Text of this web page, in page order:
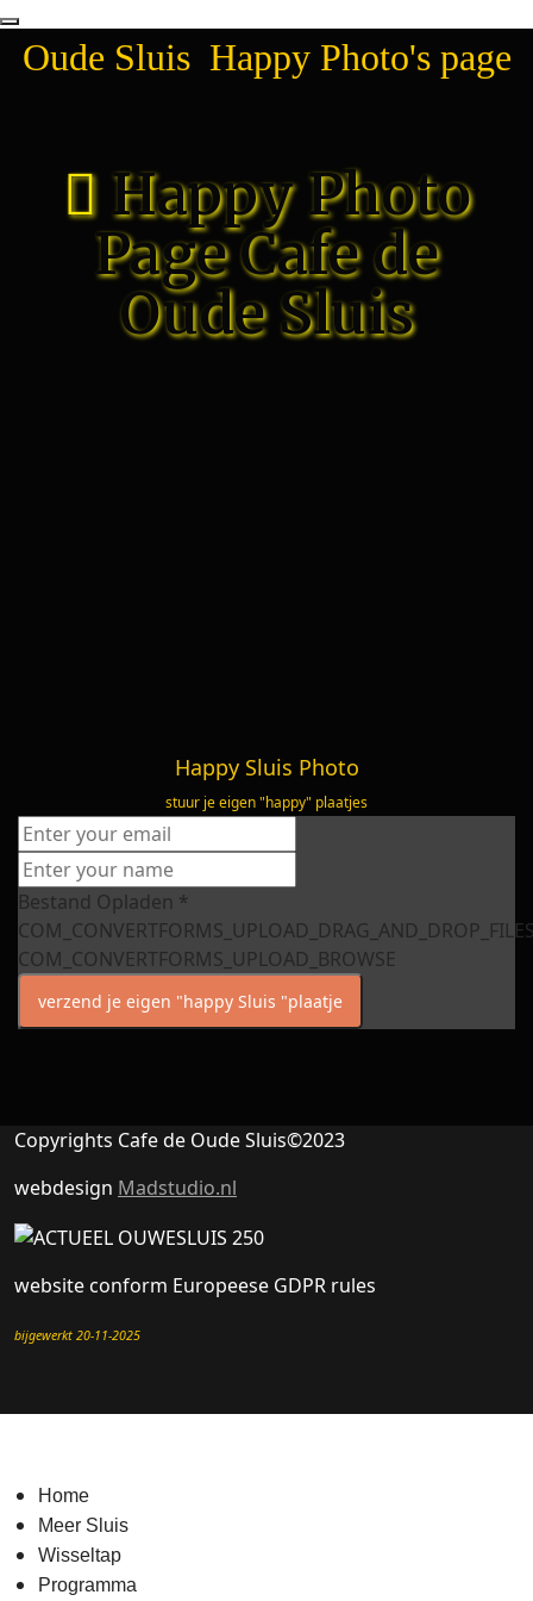
Oude Sluis Happy Photo's page
Happy Photo
Page Cafe de
Oude Sluis
Happy Sluis Photo
stuur je eigen "happy" plaatjes
Bestand Opladen *
COM_CONVERTFORMS_UPLOAD_BROWSE
verzend je eigen "happy Sluis "plaatje
Copyrights Cafe de Oude Sluis©2023
webdesign Madstudio.nl
website conform Europeese GDPR rules
bijgewerkt 20-11-2025
Home
Meer Sluis
Wisseltap
Programma